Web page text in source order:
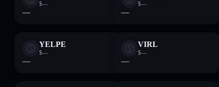
$—
—
$—
—
YELPE
$—
—
VIRL
$—
—